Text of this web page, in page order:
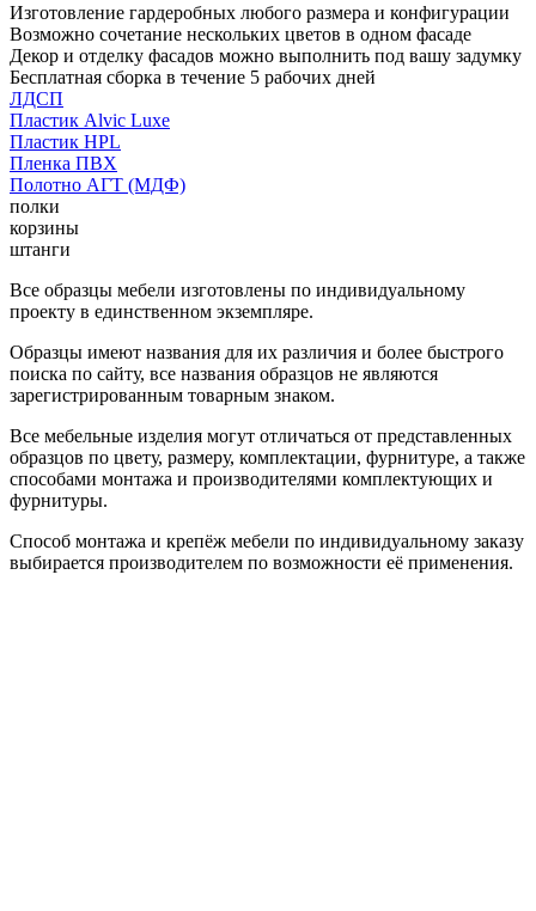
Изготовление гардеробных любого размера и конфигурации
Возможно сочетание нескольких цветов в одном фасаде
Декор и отделку фасадов можно выполнить под вашу задумку
Бесплатная сборка в течение 5 рабочих дней
ЛДСП
Пластик Alvic Luxe
Пластик HPL
Пленка ПВХ
Полотно АГТ (МДФ)
полки
корзины
штанги
Все образцы мебели изготовлены по индивидуальному
проекту в единственном экземпляре.
Образцы имеют названия для их различия и более быстрого
поиска по сайту, все названия образцов не являются
зарегистрированным товарным знаком.
Все мебельные изделия могут отличаться от представленных
образцов по цвету, размеру, комплектации, фурнитуре, а также
способами монтажа и производителями комплектующих и
фурнитуры.
Способ монтажа и крепёж мебели по индивидуальному заказу
выбирается производителем по возможности её применения.